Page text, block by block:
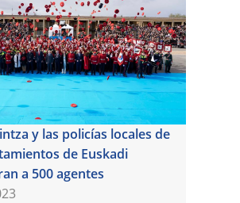
y las policías locales de
de Euskadi
a 500 agentes